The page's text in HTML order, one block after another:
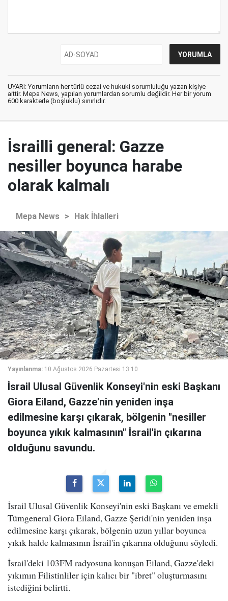
UYARI: Yorumların her türlü cezai ve hukuki sorumluluğu yazan kişiye
aittir. Mepa News, yapılan yorumlardan sorumlu değildir. Her bir yorum
600 karakterle (boşluklu) sınırlıdır.
İsrailli general: Gazze
nesiller boyunca harabe
olarak kalmalı
Mepa News > Hak İhlalleri
Yayınlanma: 10 Ağustos 2026 Pazartesi 13:10
İsrail Ulusal Güvenlik Konseyi'nin eski Başkanı
Giora Eiland, Gazze'nin yeniden inşa
edilmesine karşı çıkarak, bölgenin "nesiller
boyunca yıkık kalmasının" İsrail'in çıkarına
olduğunu savundu.
İsrail Ulusal Güvenlik Konseyi'nin eski Başkanı ve emekli
Tümgeneral Giora Eiland, Gazze Şeridi'nin yeniden inşa
edilmesine karşı çıkarak, bölgenin uzun yıllar boyunca
yıkık halde kalmasının İsrail'in çıkarına olduğunu söyledi.
İsrail'deki 103FM radyosuna konuşan Eiland, Gazze'deki
yıkımın Filistinliler için kalıcı bir "ibret" oluşturmasını
istediğini belirtti.